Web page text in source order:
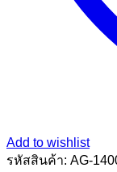
Add to wishlist
รหัสสินค้า: AG-